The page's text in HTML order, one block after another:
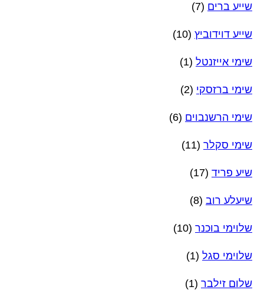
שייע ברים (7)
שייע דוידוביץ (10)
שימי אייזנטל (1)
שימי ברזסקי (2)
שימי הרשנבוים (6)
שימי סקלר (11)
שיע פריד (17)
שיעלע רוב (8)
שלוימי בוכנר (10)
שלוימי סגל (1)
שלום זילבר (1)